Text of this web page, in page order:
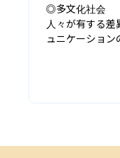
◎多文化社会
人々が有する
ュニケーション